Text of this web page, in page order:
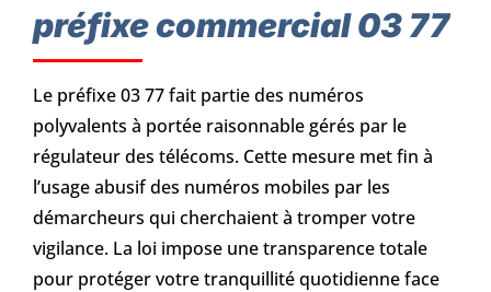
préfixe commercial 03 77
Le préfixe 03 77 fait partie des numéros
polyvalents à portée raisonnable gérés par le
régulateur des télécoms. Cette mesure met fin à
l’usage abusif des numéros mobiles par les
démarcheurs qui cherchaient à tromper votre
vigilance. La loi impose une transparence totale
pour protéger votre tranquillité quotidienne face